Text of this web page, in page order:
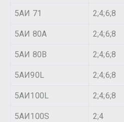
5АИ 71 2;4;6;8
5АИ 80А 2;4;6;8
5АИ 80В 2;4;6;8
5АИ90L 2;4;6;8
5АИ100L 2;4;6;8
5АИ100S
2;4